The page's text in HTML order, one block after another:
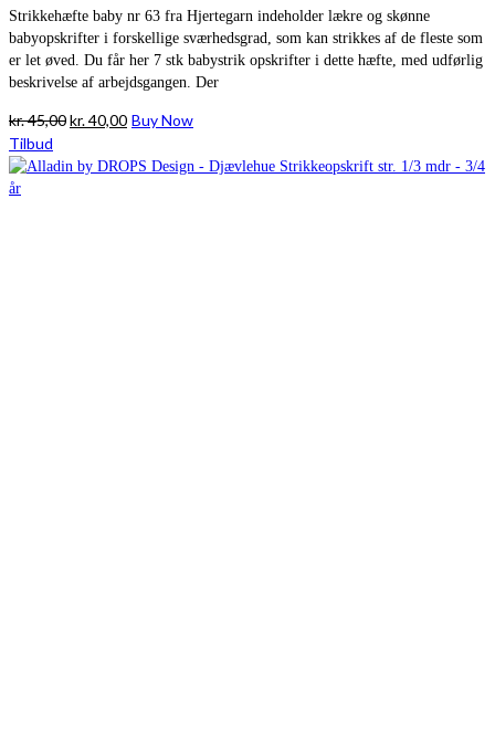
Strikkehæfte baby nr 63 fra Hjertegarn indeholder lækre og skønne
babyopskrifter i forskellige sværhedsgrad, som kan strikkes af de fleste som
er let øved. Du får her 7 stk babystrik opskrifter i dette hæfte, med udførlig
beskrivelse af arbejdsgangen. Der
kr.45,00Den
pris
kr.40,00Den
pris
Buy Now
Tilbud